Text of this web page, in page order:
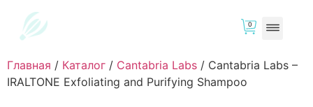
0
Главная / Каталог / Cantabria Labs / Cantabria Labs –
IRALTONE Exfoliating and Purifying Shampoo